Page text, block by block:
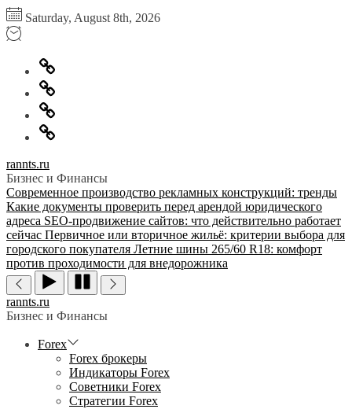
Перейти
к
содержимому
Saturday, August 8th, 2026
Главная
Информация
для
правообладателей
Обратная
связь
Политика
конфиденциальности
rannts.ru
Бизнес и Финансы
Современное производство рекламных конструкций: тренды
Какие документы проверить перед арендой юридического
адреса SEO-продвижение сайтов: что действительно работает
сейчас Первичное или вторичное жильё: критерии выбора для
городского покупателя Летние шины 265/60 R18: комфорт
против проходимости для внедорожника
rannts.ru
Бизнес и Финансы
Forex
Forex брокеры
Индикаторы Forex
Советники Forex
Стратегии Forex